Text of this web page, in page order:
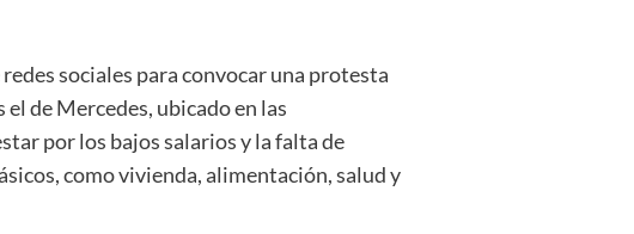
sociales para convocar una protesta
de Mercedes, ubicado en las
por los bajos salarios y la falta de
como vivienda, alimentación, salud y